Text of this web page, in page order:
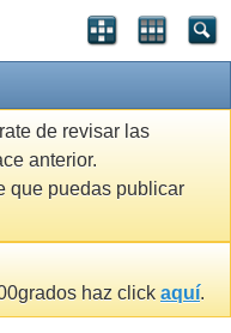
de revisar las
anterior.
que puedas publicar
haz click aquí.